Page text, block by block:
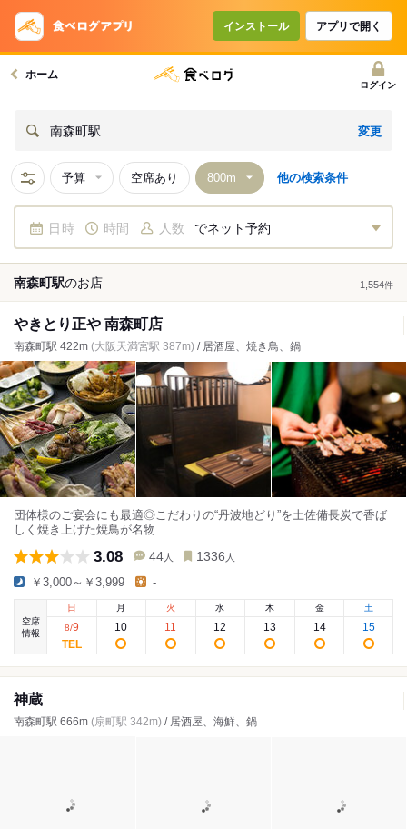
インストール アプリで開く
ホーム
ログイン
南森町駅 変更
予算 空席あり 他の検索条件
日時 時間 人数 でネット予約
南森町駅のお店 1,554件
やきとり正や 南森町店
南森町駅 422m (大阪天満宮駅 387m) / 居酒屋、焼き鳥、鍋
団体様のご宴会にも最適◎こだわりの“丹波地どり”を土佐備長炭で香ば
しく焼き上げた焼鳥が名物
3.08 44 人 1336 人
￥3,000～￥3,999 -
空席
情報
日
8/9
月
10
火
11
水
12
木
13
金
14
土
15
神蔵
南森町駅 666m (扇町駅 342m) / 居酒屋、海鮮、鍋